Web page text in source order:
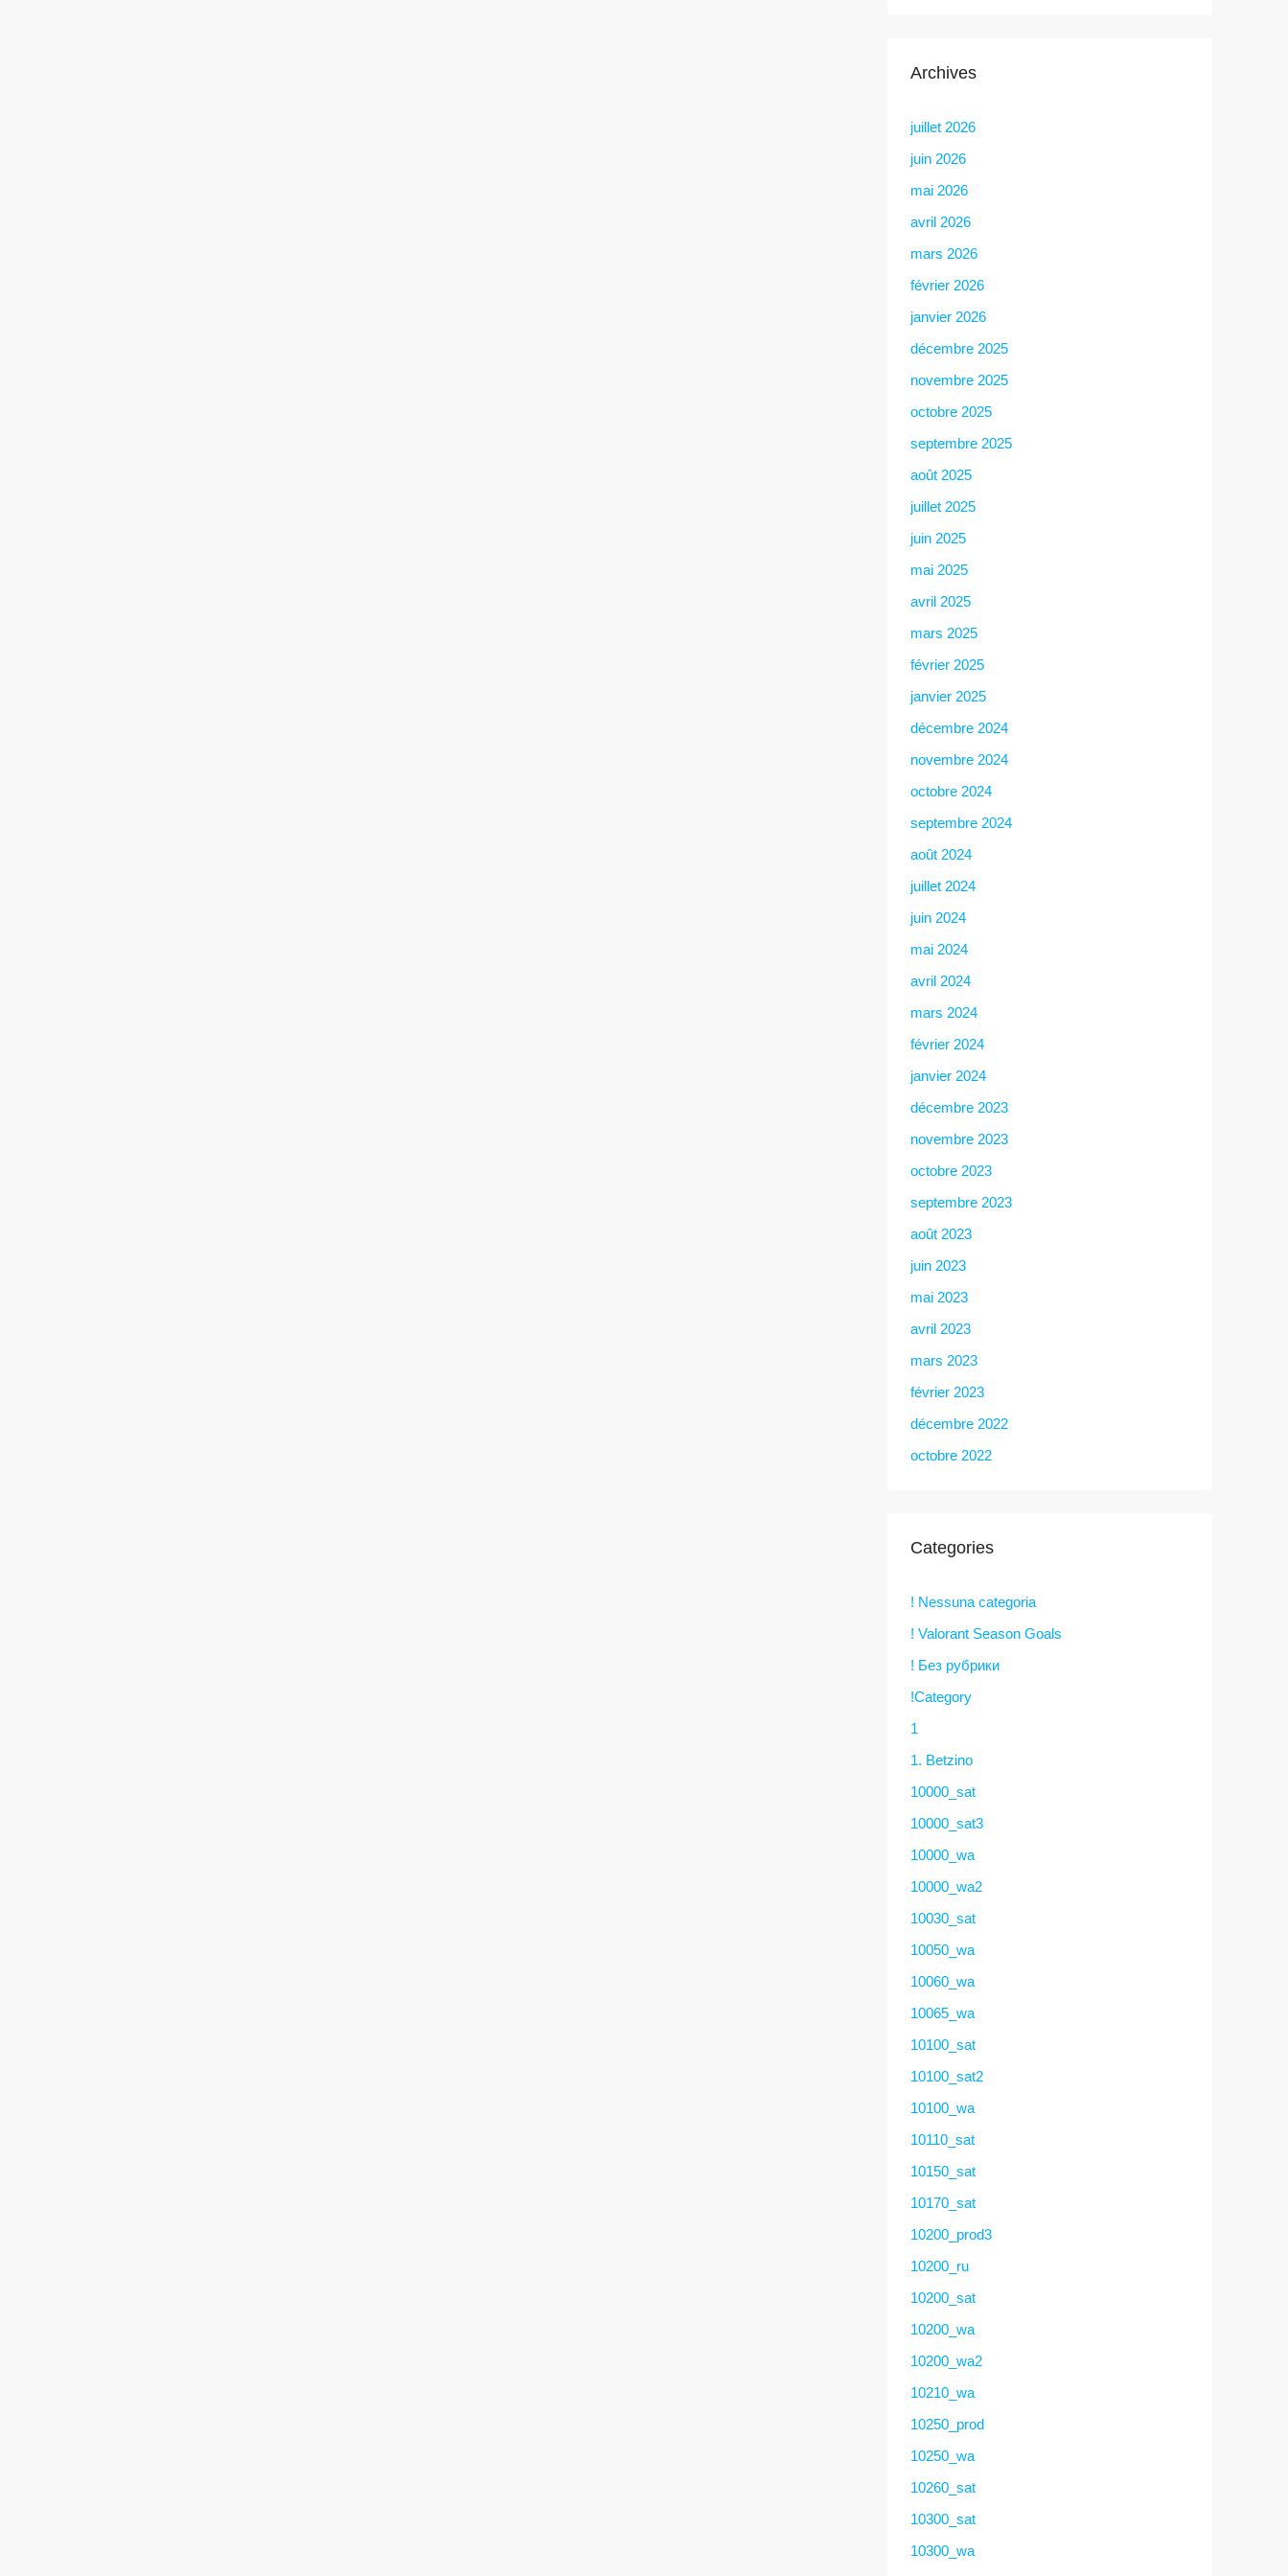
Archives
juillet 2026
juin 2026
mai 2026
avril 2026
mars 2026
février 2026
janvier 2026
décembre 2025
novembre 2025
octobre 2025
septembre 2025
août 2025
juillet 2025
juin 2025
mai 2025
avril 2025
mars 2025
février 2025
janvier 2025
décembre 2024
novembre 2024
octobre 2024
septembre 2024
août 2024
juillet 2024
juin 2024
mai 2024
avril 2024
mars 2024
février 2024
janvier 2024
décembre 2023
novembre 2023
octobre 2023
septembre 2023
août 2023
juin 2023
mai 2023
avril 2023
mars 2023
février 2023
décembre 2022
octobre 2022
Categories
! Nessuna categoria
! Valorant Season Goals
! Без рубрики
!Category
1
1. Betzino
10000_sat
10000_sat3
10000_wa
10000_wa2
10030_sat
10050_wa
10060_wa
10065_wa
10100_sat
10100_sat2
10100_wa
10110_sat
10150_sat
10170_sat
10200_prod3
10200_ru
10200_sat
10200_wa
10200_wa2
10210_wa
10250_prod
10250_wa
10260_sat
10300_sat
10300_wa